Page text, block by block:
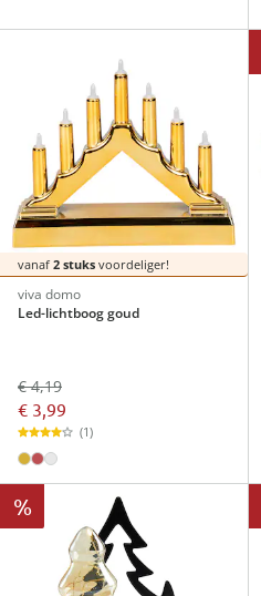
vanaf 2 stuks voordeliger!
viva domo
Led-lichtboog goud
€ 4,19
€ 3,99
(1)
%